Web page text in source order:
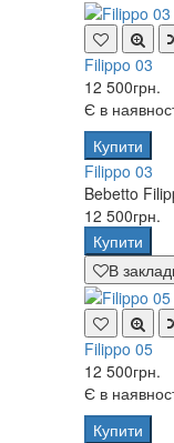
Filippo 03
12 500грн.
Є в
Купити
Filippo 03
Bebetto
12 500грн.
Купити
В
Filippo 05
12 500грн.
Є в
Купити